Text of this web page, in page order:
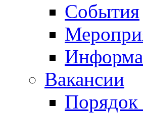
События
Вакансии
Порядок